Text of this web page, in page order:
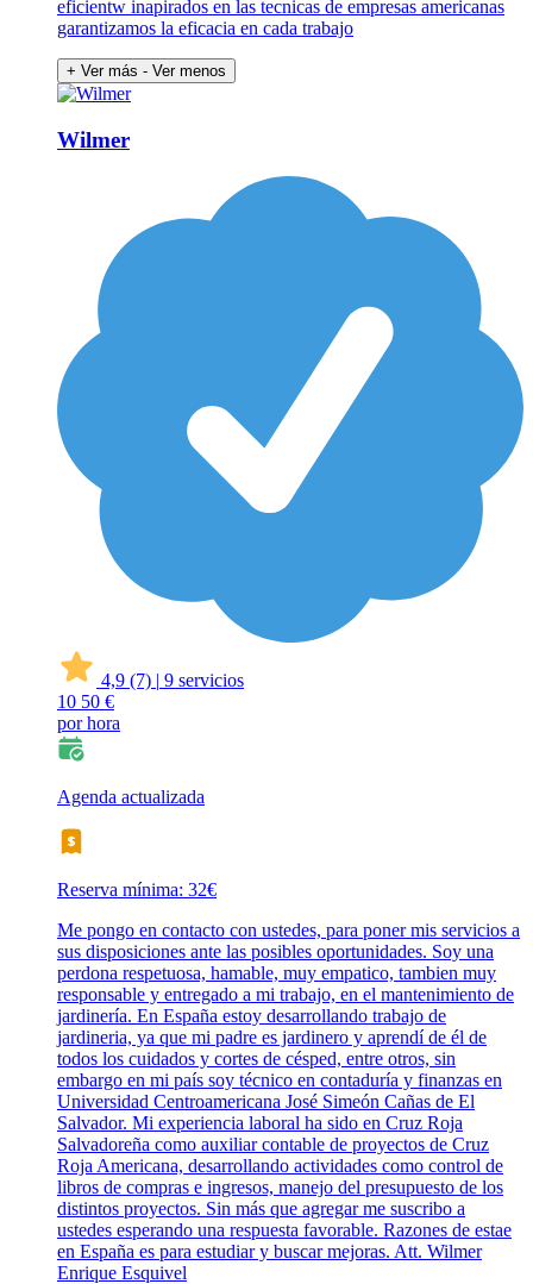
eficientw inapirados en las tecnicas de empresas americanas
garantizamos la eficacia en cada trabajo
+ Ver más - Ver menos
Wilmer
4,9 (7) | 9 servicios
10 50 €
por hora
Agenda actualizada
Reserva mínima: 32€
Me pongo en contacto con ustedes, para poner mis servicios a
sus disposiciones ante las posibles oportunidades. Soy una
perdona respetuosa, hamable, muy empatico, tambien muy
responsable y entregado a mi trabajo, en el mantenimiento de
jardinería. En España estoy desarrollando trabajo de
jardineria, ya que mi padre es jardinero y aprendí de él de
todos los cuidados y cortes de césped, entre otros, sin
embargo en mi país soy técnico en contaduría y finanzas en
Universidad Centroamericana José Simeón Cañas de El
Salvador. Mi experiencia laboral ha sido en Cruz Roja
Salvadoreña como auxiliar contable de proyectos de Cruz
Roja Americana, desarrollando actividades como control de
libros de compras e ingresos, manejo del presupuesto de los
distintos proyectos. Sin más que agregar me suscribo a
ustedes esperando una respuesta favorable. Razones de estae
en España es para estudiar y buscar mejoras. Att. Wilmer
Enrique Esquivel